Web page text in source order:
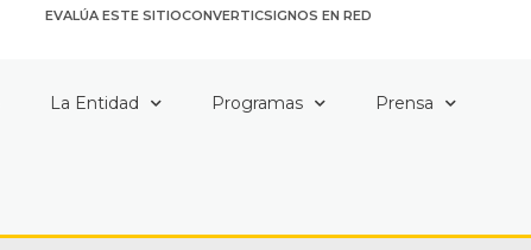
EVALÚA ESTE SITIOCONVERTICSIGNOS EN RED
La Entidad Programas Prensa